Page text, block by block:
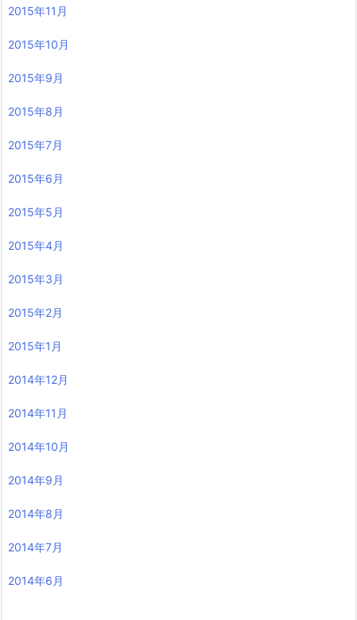
2015年11月
2015年10月
2015年9月
2015年8月
2015年7月
2015年6月
2015年5月
2015年4月
2015年3月
2015年2月
2015年1月
2014年12月
2014年11月
2014年10月
2014年9月
2014年8月
2014年7月
2014年6月